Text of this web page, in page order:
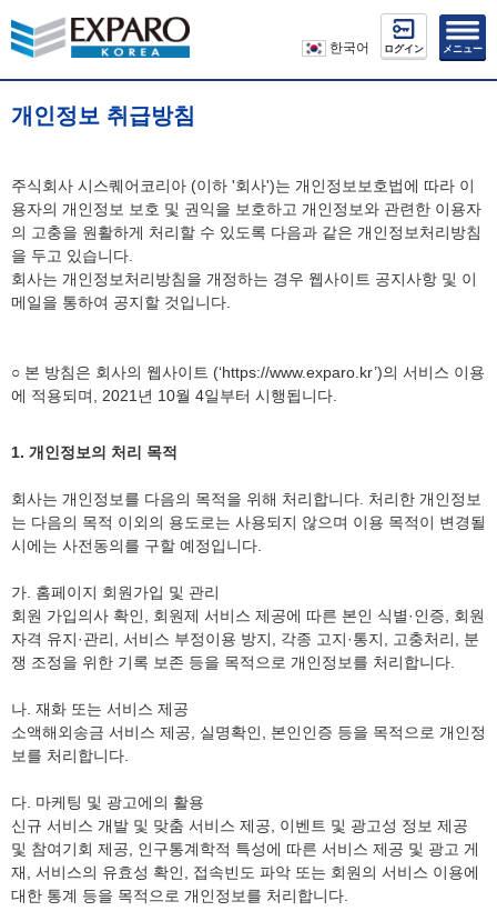
한국어 ログイン メニュー
개인정보 취급방침
주식회사 시스퀘어코리아 (이하 '회사')는 개인정보보호법에 따라 이
용자의 개인정보 보호 및 권익을 보호하고 개인정보와 관련한 이용자
의 고충을 원활하게 처리할 수 있도록 다음과 같은 개인정보처리방침
을 두고 있습니다.
회사는 개인정보처리방침을 개정하는 경우 웹사이트 공지사항 및 이
메일을 통하여 공지할 것입니다.
○ 본 방침은 회사의 웹사이트 (‘https://www.exparo.kr’)의 서비스 이용
에 적용되며, 2021년 10월 4일부터 시행됩니다.
1. 개인정보의 처리 목적
회사는 개인정보를 다음의 목적을 위해 처리합니다. 처리한 개인정보
는 다음의 목적 이외의 용도로는 사용되지 않으며 이용 목적이 변경될
시에는 사전동의를 구할 예정입니다.
가. 홈페이지 회원가입 및 관리
회원 가입의사 확인, 회원제 서비스 제공에 따른 본인 식별·인증, 회원
자격 유지·관리, 서비스 부정이용 방지, 각종 고지·통지, 고충처리, 분
쟁 조정을 위한 기록 보존 등을 목적으로 개인정보를 처리합니다.
나. 재화 또는 서비스 제공
소액해외송금 서비스 제공, 실명확인, 본인인증 등을 목적으로 개인정
보를 처리합니다.
다. 마케팅 및 광고에의 활용
신규 서비스 개발 및 맞춤 서비스 제공, 이벤트 및 광고성 정보 제공
및 참여기회 제공, 인구통계학적 특성에 따른 서비스 제공 및 광고 게
재, 서비스의 유효성 확인, 접속빈도 파악 또는 회원의 서비스 이용에
대한 통계 등을 목적으로 개인정보를 처리합니다.